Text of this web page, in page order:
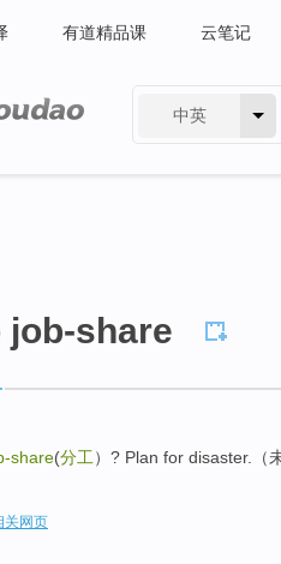
有道精品课 云笔记
中英
job-share
share(分工）? Plan for disaster.（
关网页